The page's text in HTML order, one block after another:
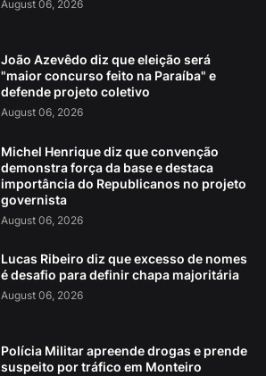
August 06, 2026
João Azevêdo diz que eleição será
"maior concurso feito na Paraíba" e
defende projeto coletivo
August 06, 2026
Michel Henrique diz que convenção
demonstra força da base e destaca
importância do Republicanos no projeto
governista
August 06, 2026
Lucas Ribeiro diz que excesso de nomes
é desafio para definir chapa majoritária
August 06, 2026
Polícia Militar apreende drogas e prende
suspeito por tráfico em Monteiro